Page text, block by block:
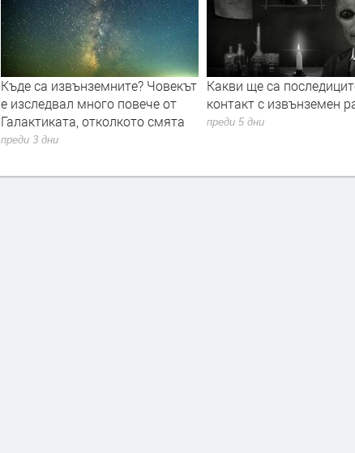
Къде са извънземните? Човекът
е изследвал много повече от
Галактиката, отколкото смята
преди 3 дни
Какви ще са
контакт с извънземен
преди 5 дни